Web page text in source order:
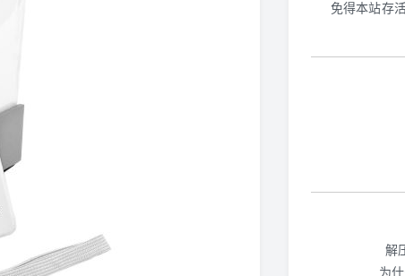
免得本站存
解
为